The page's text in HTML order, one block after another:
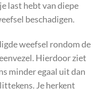
last hebt van diepe
beschadigen.
weefsel rondom de
Hierdoor ziet
minder egaal uit dan
Je herkent